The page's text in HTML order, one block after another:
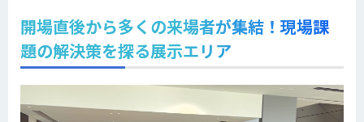
開場直後から多くの来場者が集結！現場課
題の解決策を探る展示エリア